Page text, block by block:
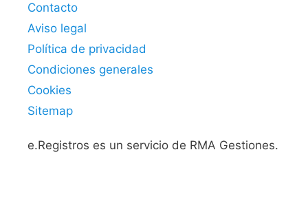
Contacto
Aviso legal
Política de privacidad
Condiciones generales
Cookies
Sitemap
e.Registros es un servicio de RMA Gestiones.